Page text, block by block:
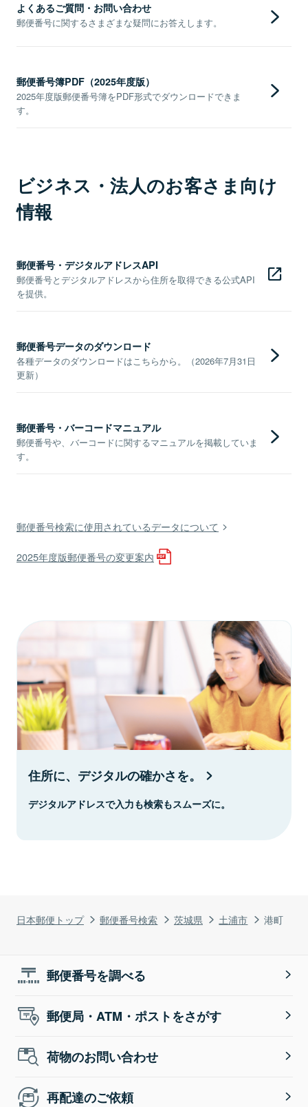
日本郵便トップ 郵便番号検索 茨城県 土浦市 港町
よくあるご質問・お問い合わせ
郵便番号に関するさまざまな疑問にお答えします。
郵便番号簿PDF（2025年度版）
2025年度版郵便番号簿をPDF形式でダウンロードできま
す。
ビジネス・法人のお客さま向け
情報
郵便番号・デジタルアドレスAPI
郵便番号とデジタルアドレスから住所を取得できる公式API
を提供。
郵便番号データのダウンロード
各種データのダウンロードはこちらから。（2026年7月31日
更新）
郵便番号・バーコードマニュアル
郵便番号や、バーコードに関するマニュアルを掲載していま
す。
郵便番号検索に使用されているデータについて
2025年度版郵便番号の変更案内
住所に、デジタルの確かさを。
デジタルアドレスで入力も検索もスムーズに。
郵便番号を調べる
郵便局・ATM・ポストをさがす
荷物のお問い合わせ
再配達のご依頼